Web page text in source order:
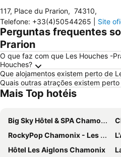
117, Place du Prarion, 74310,
Telefone: +33(4)50544265 Site
Perguntas frequentes
Prarion
O que faz com que Les Houches -
Houches?
Que alojamentos existem perto de
Quais outras atrações existem
Mais Top hotéis
Big Sky Hôtel & SPA Chamonix
RockyPop Chamonix - Les Houches
Hôtel Les Aiglons Chamonix